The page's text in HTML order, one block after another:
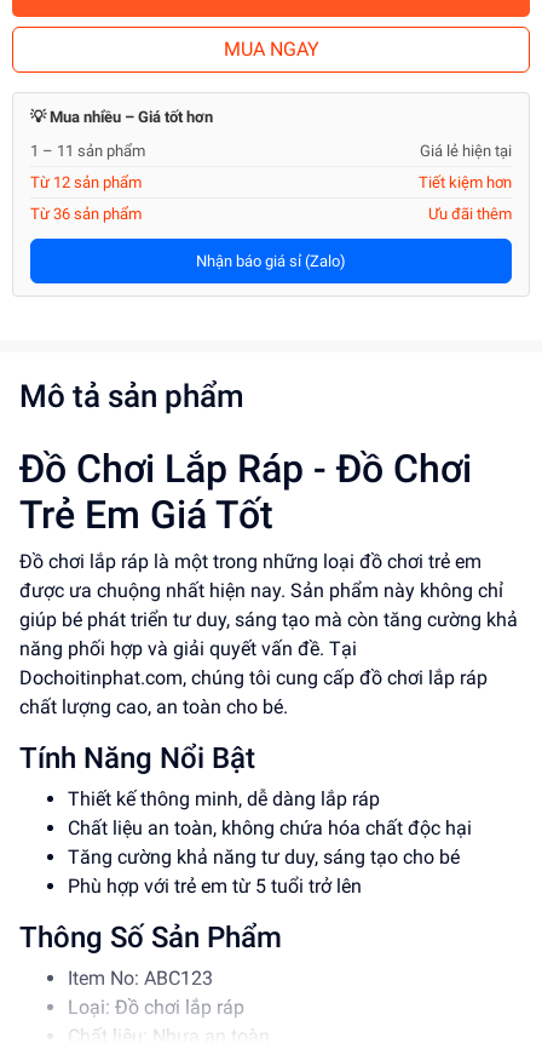
MUA NGAY
💡 Mua nhiều – Giá tốt hơn
1 – 11 sản phẩm
Giá lẻ hiện tại
Từ 12 sản phẩm
Tiết kiệm hơn
Từ 36 sản phẩm
Ưu đãi thêm
Nhận báo giá sỉ (Zalo)
Mô tả sản phẩm
Đồ Chơi Lắp Ráp - Đồ Chơi
Trẻ Em Giá Tốt
Đồ chơi lắp ráp là một trong những loại đồ chơi trẻ em
được ưa chuộng nhất hiện nay. Sản phẩm này không chỉ
giúp bé phát triển tư duy, sáng tạo mà còn tăng cường khả
năng phối hợp và giải quyết vấn đề. Tại
Dochoitinphat.com, chúng tôi cung cấp đồ chơi lắp ráp
chất lượng cao, an toàn cho bé.
Tính Năng Nổi Bật
Thiết kế thông minh, dễ dàng lắp ráp
Chất liệu an toàn, không chứa hóa chất độc hại
Tăng cường khả năng tư duy, sáng tạo cho bé
Phù hợp với trẻ em từ 5 tuổi trở lên
Thông Số Sản Phẩm
Item No: ABC123
Loại: Đồ chơi lắp ráp
Chất liệu: Nhựa an toàn